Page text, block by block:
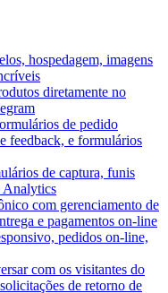
hospedagem, imagens
diretamente no
de pedido
feedback, e formulários
de captura, funis
Analytics
com gerenciamento de
e pagamentos on-line
pedidos on-line,
com os visitantes do
de retorno de